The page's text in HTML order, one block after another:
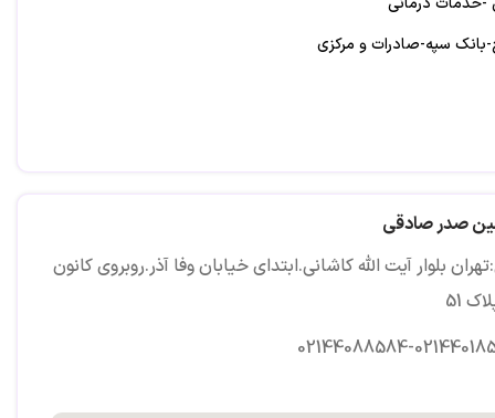
بانک سپه-صادرات و مرکزی
صدر صادقی
بلوار آیت الله کاشانی.ابتدای خیابان وفا آذر.روبروی کانون
51
02144088584-